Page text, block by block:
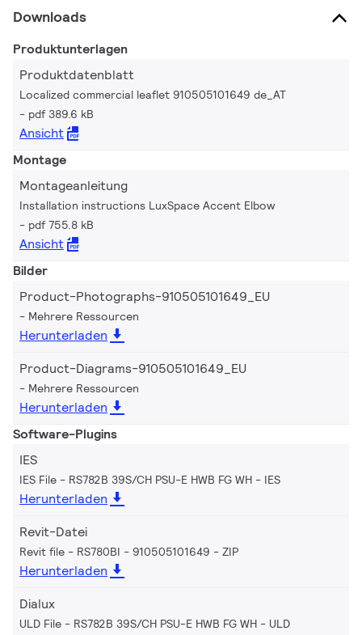
Downloads
Produktunterlagen
Produktdatenblatt
Localized commercial leaflet 910505101649 de_AT
pdf 389.6 kB
Ansicht
Montage
Montageanleitung
Installation instructions LuxSpace Accent Elbow
pdf 755.8 kB
Ansicht
Bilder
Product-Photographs-910505101649_EU
Mehrere Ressourcen
Herunterladen
Product-Diagrams-910505101649_EU
Mehrere Ressourcen
Herunterladen
Software-Plugins
IES
IES File - RS782B 39S/CH PSU-E HWB FG WH IES
Herunterladen
Revit-Datei
Revit file - RS780BI - 910505101649 ZIP
Herunterladen
Dialux
ULD File - RS782B 39S/CH PSU-E HWB FG WH ULD